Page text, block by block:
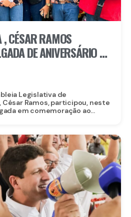
CÉSAR RAMOS
DE ANIVERSÁRIO DE
Legislativa de
César Ramos, participou, neste
em comemoração ao...